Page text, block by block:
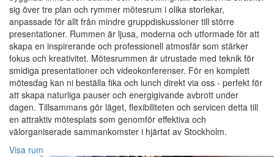
sig över tre plan och rymmer mötesrum i olika storlekar,
anpassade för allt från mindre gruppdiskussioner till större
presentationer. Rummen är ljusa, moderna och utformade för att
skapa en inspirerande och professionell atmosfär som stärker
fokus och kreativitet. Mötesrummen är utrustade med teknik för
smidiga presentationer och videokonferenser. För en komplett
mötesdag kan ni beställa fika och lunch direkt via oss - perfekt för
att skapa naturliga pauser och energigivande avbrott under
dagen. Tillsammans gör läget, flexibiliteten och servicen detta till
en attraktiv mötesplats som genomför effektiva och
välorganiserade sammankomster i hjärtat av Stockholm.
Visa rum